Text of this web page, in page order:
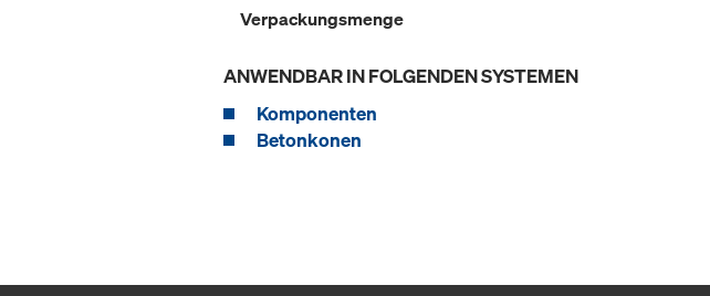
Verpackungsmenge
ANWENDBAR IN FOLGENDEN SYSTEMEN
Komponenten
Betonkonen